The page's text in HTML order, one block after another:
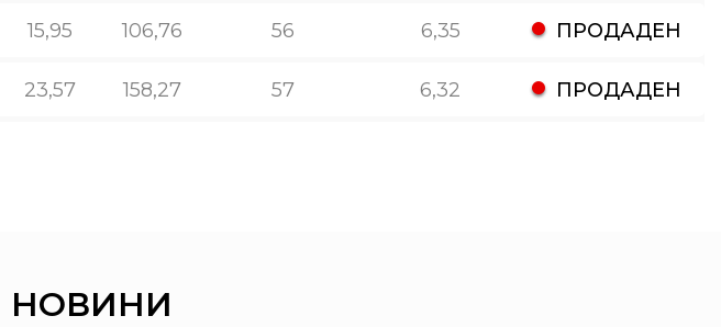
15,95 106,76 56 6,35 ПРОДАДЕН
23,57 158,27 57 6,32 ПРОДАДЕН
НОВИНИ